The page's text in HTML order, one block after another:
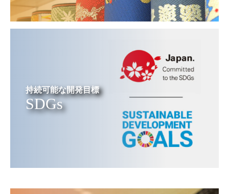
持続可能な開発目標
SDGs